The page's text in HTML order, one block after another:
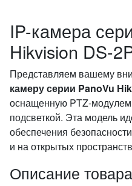
IP-камера
Hikvision DS-
Представляем вашему
камеру серии PanoVu
оснащенную PTZ-
подсветкой. Эта модель
обеспечения
и на открытых
Описание товара